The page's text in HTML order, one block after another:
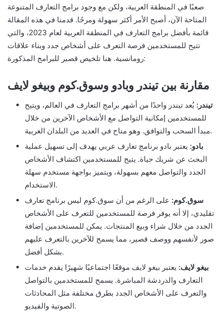
صعبًا في المنطقة العربية، ولكن مع وجود برامج التعارف المتنوعة
المتاحة الآن، أصبح الأمر أكثر سهولة ومرحًا. قدمنا ​​في هذه المقالة
قائمة بأفضل برامج التعارف في المنطقة العربية لعام 2023، والتي
تتيح للمستخدمين فرصة التعرف على أشخاص جدد وبناء علاقات
رومانسية. هنا تلخيص قصير للبرامج المذكورة:
مقارنة بين تيندر وبادو وسوق.كوم وبيغو لايف
تيندر: يُعد تيندر واحدًا من أشهر برامج التعارف في العالم، ويتيح
للمستخدمين إمكانية التواصل مع الأشخاص الآخرين من خلال
مبدأ السحب والتوافق. وهو متاح في العديد من البلدان العربية.
بادو: يعتبر بادو برنامج تعارف عربي يهدف إلى تسهيل عملية
البحث عن شريك حياة. يتيح للمستخدمين اكتشاف الأشخاص
الجدد والتواصل معهم بسهولة، ويتميز بواجهة مستخدم سهلة
الاستخدام.
سوق.كوم: على الرغم من أن سوق.كوم ليس برنامج تعارف
تقليدي، إلا أنه يوفر فرصة للمستخدمين للتعرف على الأشخاص
الجدد من خلال شراء وبيع المنتجات. يمكن للمستخدمين إضافة
صور لأنفسهم ووصف قصير، مما يسمح للآخرين بالتعرف عليهم
بشكل أفضل.
بيغو لايف: يعتبر بيغو لايف موقعًا اجتماعيًا شهيرًا يقدم خدمات
التعارف والدردشة المباشرة. يسمح للمستخدمين بالتواصل
والتعرف على الأشخاص الجدد بطرق مختلفة مثل المحادثات
الصوتية والفيديو.